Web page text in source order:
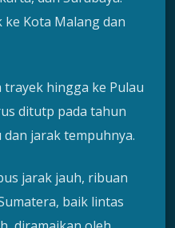
Kota Malang dan
trayek hingga ke Pulau
ditutp pada tahun
jarak tempuhnya.
jarak jauh, ribuan
baik lintas